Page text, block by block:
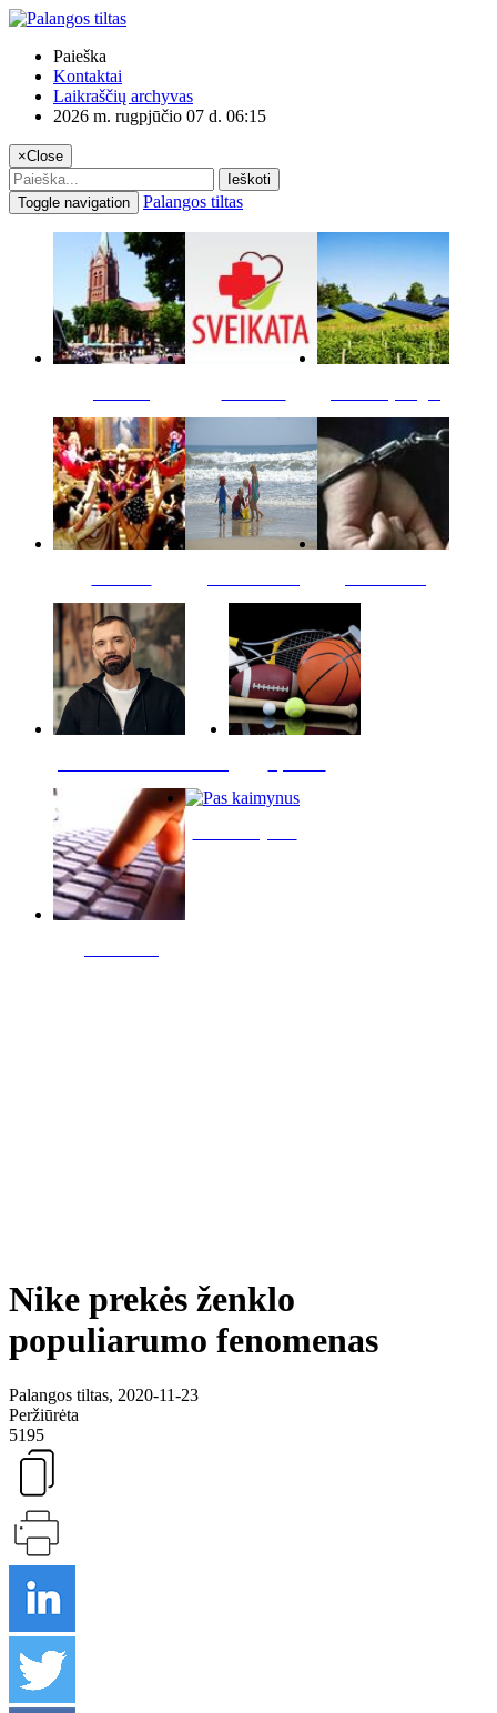
Paieška
Kontaktai
Laikraščių archyvas
2026 m. rugpjūčio 07 d. 06:15
×Close
Ieškoti
Toggle navigation
Palangos tiltas
Nike prekės ženklo
populiarumo fenomenas
Palangos tiltas, 2020-11-23
Peržiūrėta
5195